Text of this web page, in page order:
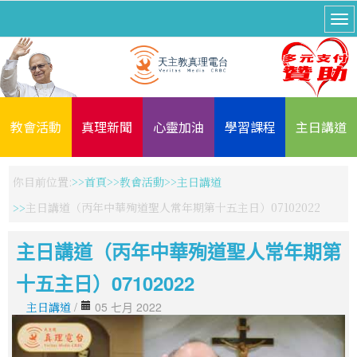
教會活動 真理新聞 心靈加油 學習課程 主日講道
你目前位置: 首頁 教會活動
主日講道
主日講道（丙年中華殉道聖人常年期第十五主日）07102022
主日講道（丙年中華殉道聖人常年期第
十五主日）07102022
主日講道 / 05 七月 2022